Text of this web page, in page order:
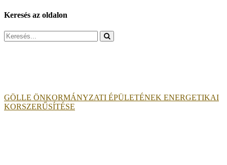
Keresés az oldalon
Search
for:
GÖLLE ÖNKORMÁNYZATI ÉPÜLETÉNEK ENERGETIKAI
KORSZERŰSÍTÉSE